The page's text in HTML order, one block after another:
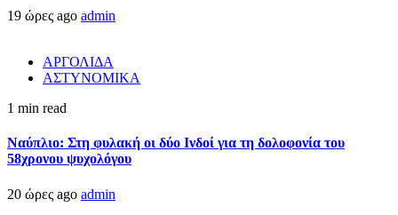
19 ώρες ago admin
ΑΡΓΟΛΙΔΑ
ΑΣΤΥΝΟΜΙΚΑ
1 min read
Ναύπλιο: Στη φυλακή οι δύο Ινδοί για τη δολοφονία του
58χρονου ψυχολόγου
20 ώρες ago admin